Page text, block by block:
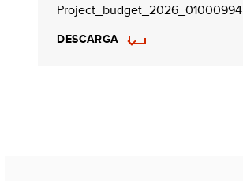
Project_budget_2026_01000994
DESCARGA